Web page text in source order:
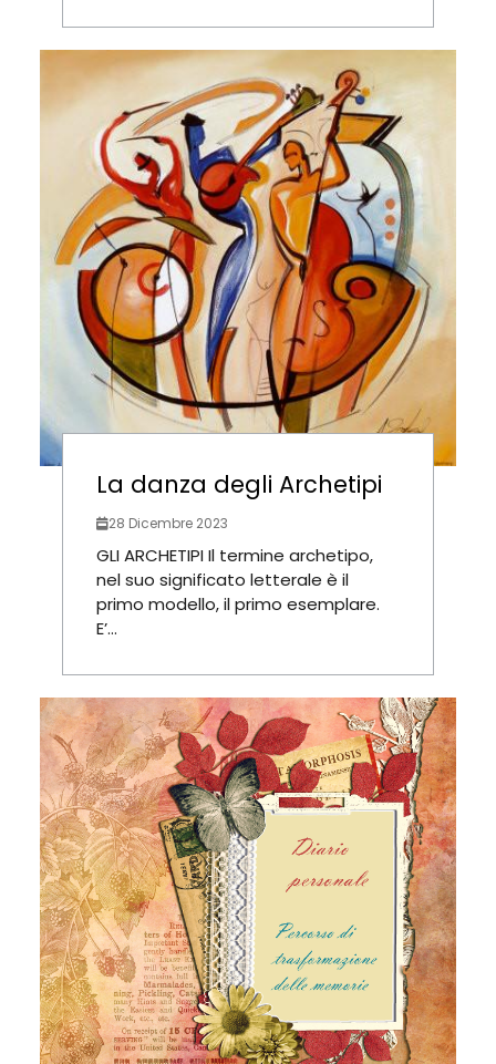
La danza degli Archetipi
28 Dicembre 2023
GLI ARCHETIPI Il termine archetipo,
nel suo significato letterale è il
primo modello, il primo esemplare.
E’...